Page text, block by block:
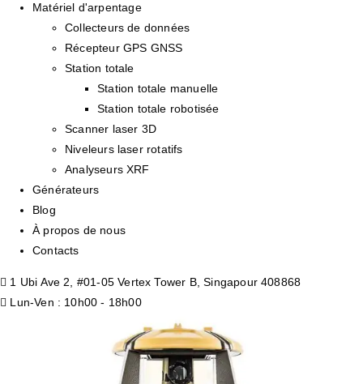
Matériel d'arpentage
Collecteurs de données
Récepteur GPS GNSS
Station totale
Station totale manuelle
Station totale robotisée
Scanner laser 3D
Niveleurs laser rotatifs
Analyseurs XRF
Générateurs
Blog
À propos de nous
Contacts
1 Ubi Ave 2, #01-05 Vertex Tower B, Singapour 408868
Lun-Ven : 10h00 - 18h00